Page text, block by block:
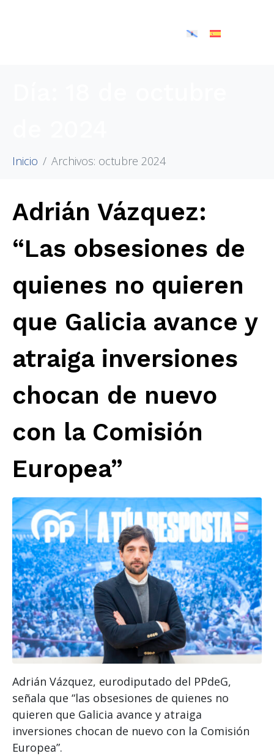
Inicio Archivos: octubre 2024
Adrián Vázquez:
“Las obsesiones de
quienes no quieren
que Galicia avance y
atraiga inversiones
chocan de nuevo
con la Comisión
Europea”
Adrián Vázquez, eurodiputado del PPdeG,
señala que “las obsesiones de quienes no
quieren que Galicia avance y atraiga
inversiones chocan de nuevo con la Comisión
Europea”.